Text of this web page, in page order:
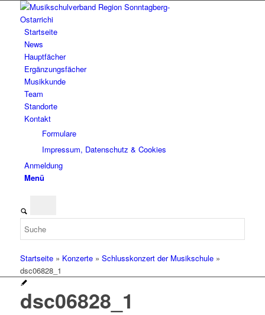
Startseite
News
Hauptfächer
Ergänzungsfächer
Musikkunde
Team
Standorte
Kontakt
Formulare
Impressum, Datenschutz & Cookies
Anmeldung
Menü
Startseite» Konzerte» Schlusskonzert der Musikschule»
dsc06828_1
dsc06828_1